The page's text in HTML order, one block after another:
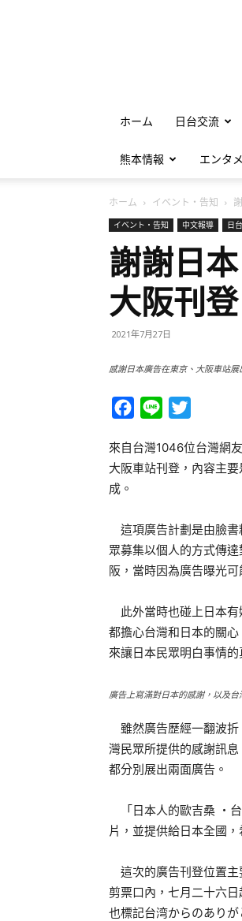
ホーム 日台交流
熊本情報 エンタ
ホーム イベント・告知
イベント・告知 中文報導 日
謝謝日
大阪刊登
2021年7月27日
感謝日本廣告在東京、大阪車站展
Facebook
Line
來自台灣1046位台灣網
大阪車站刊登，內容主
成。
這項廣告計劃是由臉書
眾募集以個人的方式傳
阪，當時因為廣告曝光
此外當時也碰上日本有
都擔心台灣和日本的關
來讓日本民眾明白事情的
廣告上寫滿對日本的感謝，以及台
雖然廣告歷經一翻波折
灣民眾所提供的感謝訊
都分別展出兩面廣告。
「日本人的歐吉桑 ・
片，並提供給日本全國
這次的廣告刊登位置主
剪票口內，七月二十六
也標記台湾からのあり